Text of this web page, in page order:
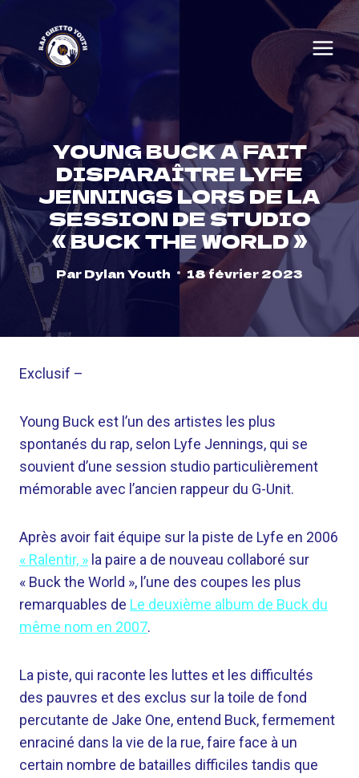
content
YOUNG BUCK A FAIT
DISPARAÎTRE LYFE
JENNINGS LORS DE LA
SESSION DE STUDIO
« BUCK THE WORLD »
ParDylan Youth 18 février 2023
Exclusif –
Young Buck est l’un des artistes les plus
spontanés du rap, selon Lyfe Jennings, qui se
souvient d’une session studio particulièrement
mémorable avec l’ancien rappeur du G-Unit.
Après avoir fait équipe sur la piste de Lyfe en 2006
« Ralentir, » la paire a de nouveau collaboré sur
« Buck the World », l’une des coupes les plus
remarquables de Le deuxième album de Buck du
même nom en 2007.
La piste, qui raconte les luttes et les difficultés
des pauvres et des exclus sur la toile de fond
percutante de Jake One, entend Buck, fermement
enraciné dans la vie de la rue, faire face à un
certain nombre de batailles difficiles tandis que